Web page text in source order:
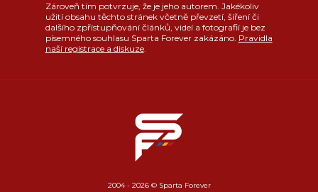
Zároveň tím potvrzuje, že je jeho autorem. Jakékoliv
užití obsahu těchto stránek včetně převzetí, šíření či
dalšího zpřístupňování článků, videí a fotografií je bez
písemného souhlasu Sparta Forever zakázáno. Pravidla
naší registrace a diskuze.
2004 - 2026 © Sparta Forever